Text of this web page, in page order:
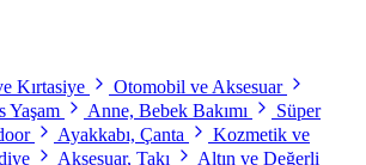
Kırtasiye
Otomobil ve Aksesuar
Yaşam Anne, Bebek Bakımı
Süper
Ayakkabı, Çanta
Kozmetik ve
Aksesuar, Takı
Altın ve Değerli